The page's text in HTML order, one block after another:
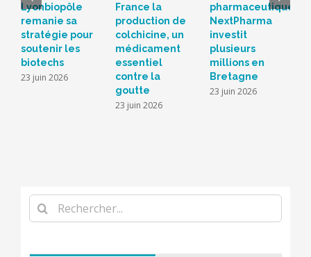
Lyonbiopôle
remanie sa
stratégie pour
soutenir les
biotechs
23 juin 2026
France la
production de
colchicine, un
médicament
essentiel
contre la
goutte
23 juin 2026
pharmaceutique,
NextPharma
investit
plusieurs
millions en
Bretagne
23 juin 2026
Rechercher